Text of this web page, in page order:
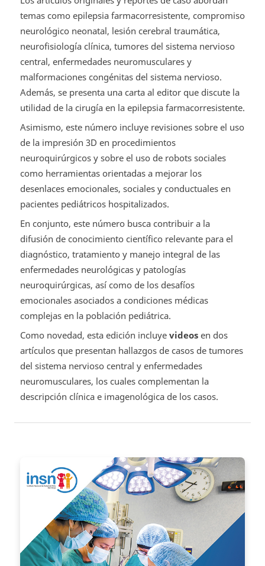
temas como epilepsia farmacorresistente, compromiso
neurológico neonatal, lesión cerebral traumática,
neurofisiología clínica, tumores del sistema nervioso
central, enfermedades neuromusculares y
malformaciones congénitas del sistema nervioso.
Además, se presenta una carta al editor que discute la
utilidad de la cirugía en la epilepsia farmacorresistente.
Asimismo, este número incluye revisiones sobre el uso
de la impresión 3D en procedimientos
neuroquirúrgicos y sobre el uso de robots sociales
como herramientas orientadas a mejorar los
desenlaces emocionales, sociales y conductuales en
pacientes pediátricos hospitalizados.
En conjunto, este número busca contribuir a la
difusión de conocimiento científico relevante para el
diagnóstico, tratamiento y manejo integral de las
enfermedades neurológicas y patologías
neuroquirúrgicas, así como de los desafíos
emocionales asociados a condiciones médicas
complejas en la población pediátrica.
Como novedad, esta edición incluyevideosen dos
artículos que presentan hallazgos de casos de tumores
del sistema nervioso central y enfermedades
neuromusculares, los cuales complementan la
descripción clínica e imagenológica de los casos.